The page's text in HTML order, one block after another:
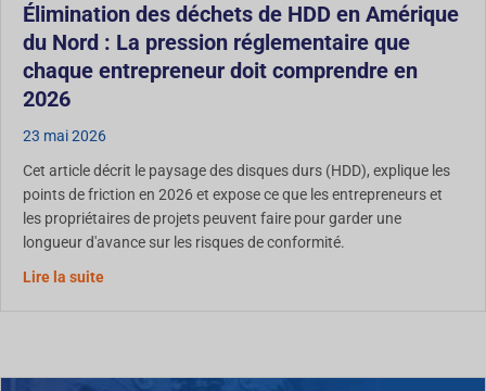
Élimination des déchets de HDD en Amérique
du Nord : La pression réglementaire que
chaque entrepreneur doit comprendre en
2026
23 mai 2026
Cet article décrit le paysage des disques durs (HDD), explique les
points de friction en 2026 et expose ce que les entrepreneurs et
les propriétaires de projets peuvent faire pour garder une
longueur d'avance sur les risques de conformité.
Lire la suiteÀ propos de l'élimination des déchets des HDD en